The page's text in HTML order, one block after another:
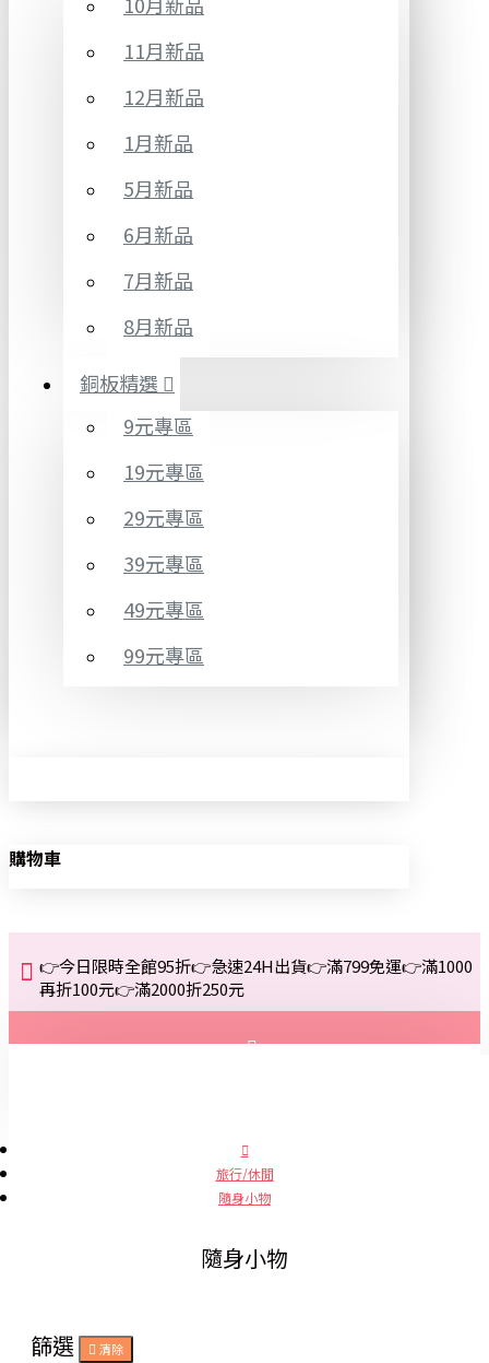
11月新品
12月新品
1月新品
5月新品
6月新品
7月新品
8月新品
銅板精選
9元專區
19元專區
29元專區
39元專區
49元專區
99元專區
購物車
👉今日限時全館95折👉急速24H出貨👉滿799免運👉滿1000
再折100元👉滿2000折250元
詢問
旅行/休閒
隨身小物
隨身小物
篩選 清除